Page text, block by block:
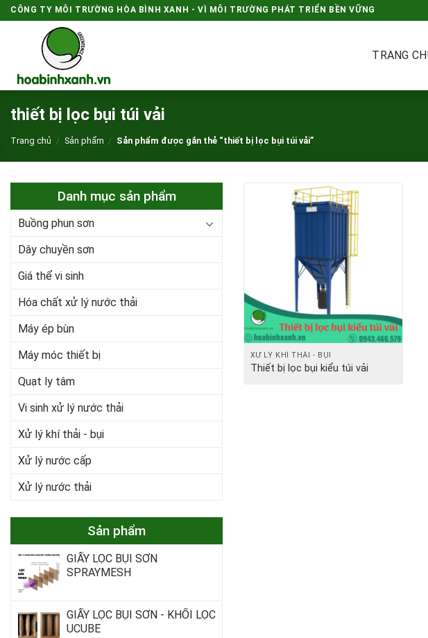
Skip
to
CÔNG TY MÔI TRƯỜNG HÒA BÌNH XANH - VÌ MÔI TRƯỜNG PHÁT TRIỂN BỀN VỮNG
TRANG
thiết bị lọc bụi túi vải
Trang chủ / Sản phẩm / Sản phẩm được gắn thẻ “thiết bị lọc bụi túi vải”
Danh mục sản phẩm
Buồng phun sơn
Dây chuyền sơn
Giá thể vi sinh
Hóa chất xử lý nước thải
Máy ép bùn
Máy móc thiết bị
Quạt ly tâm
Vi sinh xử lý nước thải
Xử lý khí thải - bụi
Xử lý nước cấp
Xử lý nước thải
Sản phẩm
GIẤY LỌC BỤI SƠN
SPRAYMESH
GIẤY LỌC BỤI SƠN - KHỐI LỌC
UCUBE
XỬ LÝ KHÍ THẢI - BỤI
Thiết bị lọc bụi kiểu túi vải